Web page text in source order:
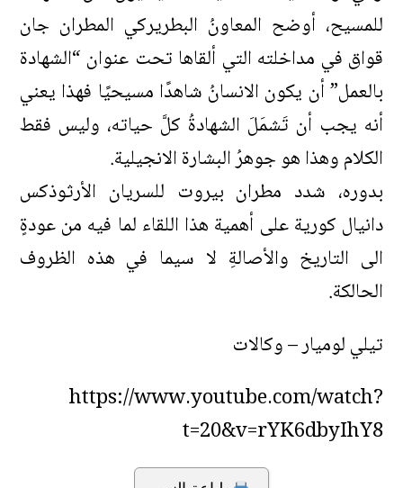
للمسيح، أوضح المعاونُ البطريركي المطران جان
قواق في مداخلته التي ألقاها تحت عنوان “الشهادة
بالعمل”أن يكون الانسانُ شاهدًا مسيحيًا فهذا يعني
أنه يجب أن تَشمَلَ الشهادةُ كلَّ حياته، وليس فقط
الكلاموهذاهوجوهرُالبشارةالانجيلية.
بدوره، شدد مطران بيروت للسريان الأرثوذكس
دانيال كوريةعلى أهمية هذا اللقاء لما فيه منعودةٍ
الى التاريخ والأصالةِ لا سيما في هذه الظروف
الحالكة.
تيلي لوميار – وكالات
https://www.youtube.com/watch?
t=20&v=rYK6dbyIhY8